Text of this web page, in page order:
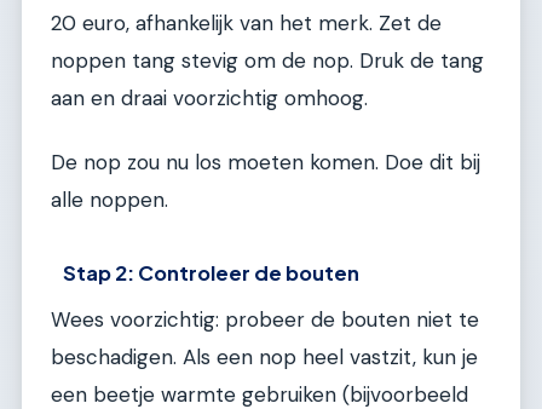
20 euro, afhankelijk van het merk. Zet de
noppen tang stevig om de nop. Druk de tang
aan en draai voorzichtig omhoog.
De nop zou nu los moeten komen. Doe dit bij
alle noppen.
Stap 2: Controleer de bouten
Wees voorzichtig: probeer de bouten niet te
beschadigen. Als een nop heel vastzit, kun je
een beetje warmte gebruiken (bijvoorbeeld